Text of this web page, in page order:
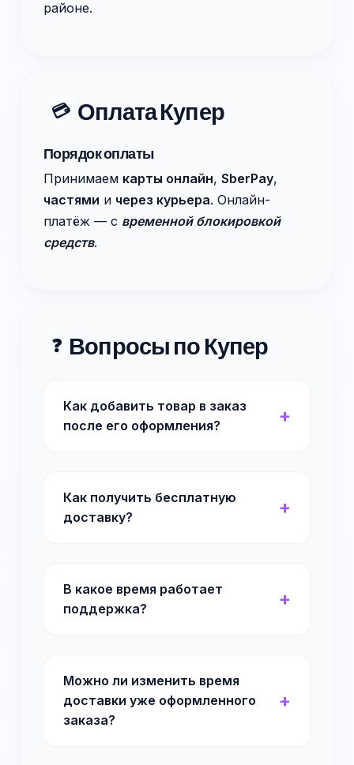
районе.
💳 Оплата Купер
Порядок оплаты
Принимаем карты онлайн, SberPay,
частями и через курьера. Онлайн-
платёж — с временной блокировкой
средств.
❓ Вопросы по Купер
Как добавить товар в заказ
после его оформления?
Как получить бесплатную
доставку?
В какое время работает
поддержка?
Можно ли изменить время
доставки уже оформленного
заказа?